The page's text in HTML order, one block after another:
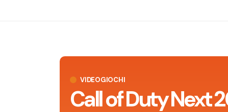
VIDEOGIOCHI
Call of Duty Next